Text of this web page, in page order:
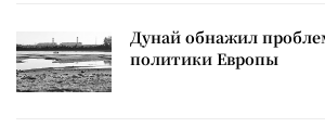
Дунай обнажил
политики Европы